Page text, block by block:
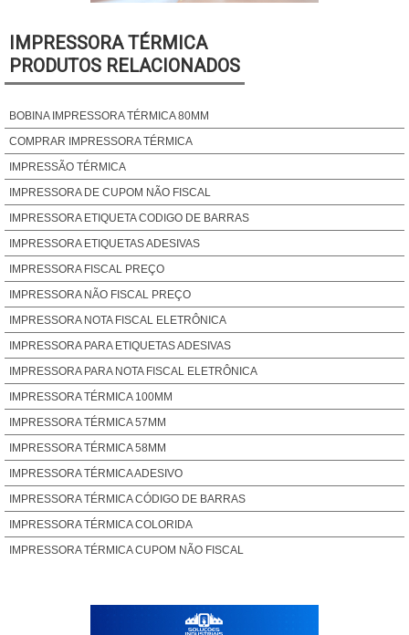
IMPRESSORA TÉRMICA
PRODUTOS RELACIONADOS
BOBINA IMPRESSORA TÉRMICA 80MM
COMPRAR IMPRESSORA TÉRMICA
IMPRESSÃO TÉRMICA
IMPRESSORA DE CUPOM NÃO FISCAL
IMPRESSORA ETIQUETA CODIGO DE BARRAS
IMPRESSORA ETIQUETAS ADESIVAS
IMPRESSORA FISCAL PREÇO
IMPRESSORA NÃO FISCAL PREÇO
IMPRESSORA NOTA FISCAL ELETRÔNICA
IMPRESSORA PARA ETIQUETAS ADESIVAS
IMPRESSORA PARA NOTA FISCAL ELETRÔNICA
IMPRESSORA TÉRMICA 100MM
IMPRESSORA TÉRMICA 57MM
IMPRESSORA TÉRMICA 58MM
IMPRESSORA TÉRMICA ADESIVO
IMPRESSORA TÉRMICA CÓDIGO DE BARRAS
IMPRESSORA TÉRMICA COLORIDA
IMPRESSORA TÉRMICA CUPOM NÃO FISCAL
IMPRESSORA TÉRMICA FISCAL E NAO FISCAL